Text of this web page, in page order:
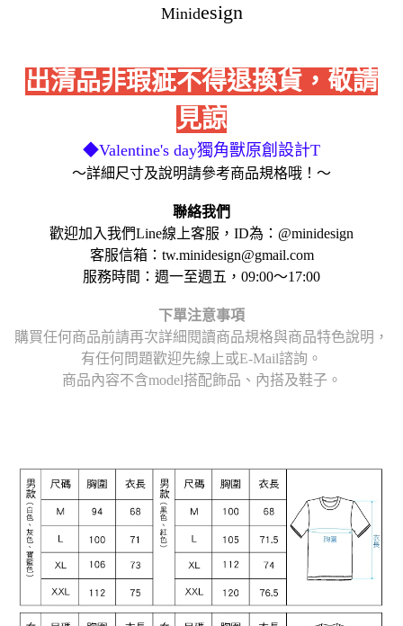
Minidesign
出清品非瑕疵不得退換貨，敬請
見諒
◆Valentine's day獨角獸原創設計T
～詳細尺寸及說明請參考商品規格哦！～
聯絡我們
歡迎加入我們Line線上客服，ID為：@minidesign
客服信箱：tw.minidesign@gmail.com
服務時間：週一至週五，09:00～17:00
下單注意事項
購買任何商品前請再次詳細閱讀商品規格與商品特色說明，
有任何問題歡迎先線上或E-Mail諮詢。
商品內容不含model搭配飾品、內搭及鞋子。